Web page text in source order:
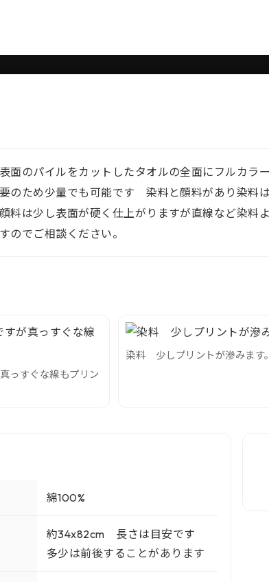
ットプリント】フェイス
面のパイルをカットしたタオルの全面にフルカ
のため少量でも可能です 染料と顔料があり染料
は少し表面が硬く仕上がりますが直線など染料
でご相談ください。
っすぐな線もプリン
染料 少しプリントが滲みます。
綿100%
約34x82cm 長さは目安です
多少は前後することがあります